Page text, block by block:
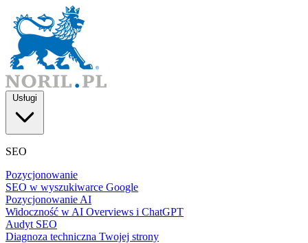
Usługi
SEO
Pozycjonowanie
SEO w wyszukiwarce Google
Pozycjonowanie AI
Widoczność w AI Overviews i ChatGPT
Audyt SEO
Diagnoza techniczna Twojej strony